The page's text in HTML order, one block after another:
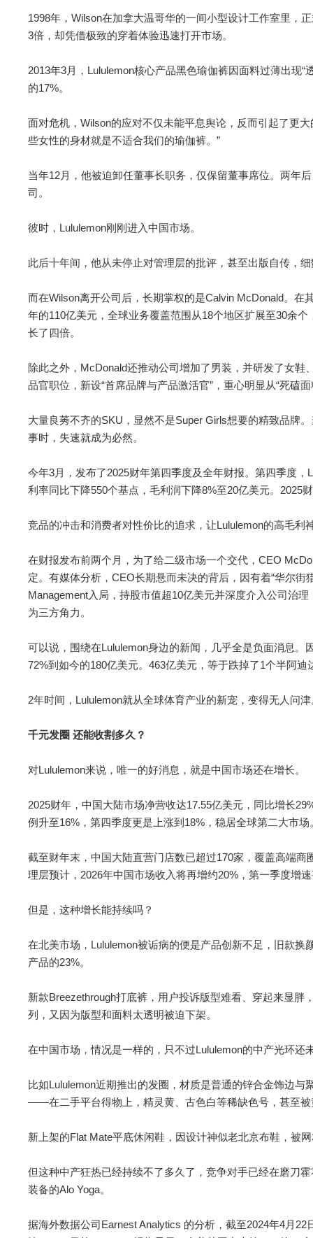
1998年，Wilson在加拿大温哥华的一间小型设计工作室里，
3倍，却凭借极致的穿着体验迅速打开市场。
2013年3月，Lululemon核心产品黑色瑜伽裤因面料过薄出现
的17%。
面对危机，Wilson的应对不仅未能平息舆论，反而引起了更
些女性的身材就是不适合我们的瑜伽裤。”
当年12月，他被迫卸任董事长职务，仅保留董事席位。两年
司。
彼时，Lululemon刚刚进入中国市场。
此后十年间，他从未停止对管理层的批评，甚至出版自传，
而在Wilson离开公司后，长期掌权的是Calvin McDonald。在
年的110亿美元，全球业务覆盖范围从18个地区扩展至30余
长了四倍。
除此之外，McDonald还推动公司增加了男装，并研发了女
品官职位，新设“首席品牌与产品激活官”，重心明显从“死磕面
大量良莠不齐的SKU，显然不是Super Girls想要的精致品牌
事时，失速就成为必然。
今年3月，发布了2025财年第四季度及全年财报。第四季度
利率同比下降550个基点，毛利润下降8%至20亿美元。2025
竞品的冲击和消费者对性价比的追求，让Lululemon的高毛利
在财报发布前两个月，为了给二级市场一个交代，CEO
定。有媒体分析，CEO长期悬而未决的背后，因有着“华尔街
Management入局，持股市值超10亿美元并深度介入公司治
为三方角力。
可以说，围绕在Lululemon身边的新闻，几乎全是负面消息。
72%到如今的180亿美元。463亿美元，等于跌掉了1个半阿迪
2年时间，Lululemon就从全球体育产业的新宠，变得无人问津
千元发圈 还能收割多久？
对Lululemon来说，唯一的好消息，就是中国市场还在增长。
2025财年，中国大陆市场净营收达17.55亿美元，同比增长
例升至16%，第四季度更是上涨到18%，稳居全球第二大市场
截至财年末，中国大陆直营门店数已超过170家，覆盖高端
理层预计，2026年中国市场收入将再增约20%，第一季度增
但是，这种增长能持续吗？
在北美市场，Lululemon被诟病的便是产品创新不足，旧款换
产品的23%。
新款Breezethrough打底裤，用户投诉版型难看、穿起来显胖
列，又因为版型和面料太透明被迫下架。
在中国市场，情况是一样的，只不过Lululemon的中产光环还
比如Lululemon近期推出的发圈，材质是普通的锌合金饰边
——在二手平台得物上，精灵黄、古色白等稀缺色号，甚至被
新上架的Flat Mate平底休闲鞋，因设计神似老北京布鞋，被
但这种中产狂热已经持续不了多久了，竞争对手已经在磨刀
装备的Alo Yoga。
据海外数据公司Earnest Analytics 的分析，截至2024年4月